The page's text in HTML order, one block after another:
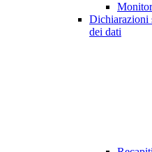
Dichiarazioni
dei dati